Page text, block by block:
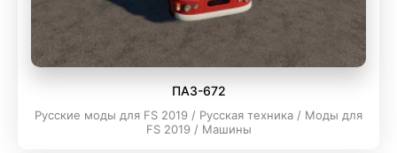
ПАЗ-672
Русские моды для FS 2019 / Русская техника / Моды для
FS 2019 / Машины